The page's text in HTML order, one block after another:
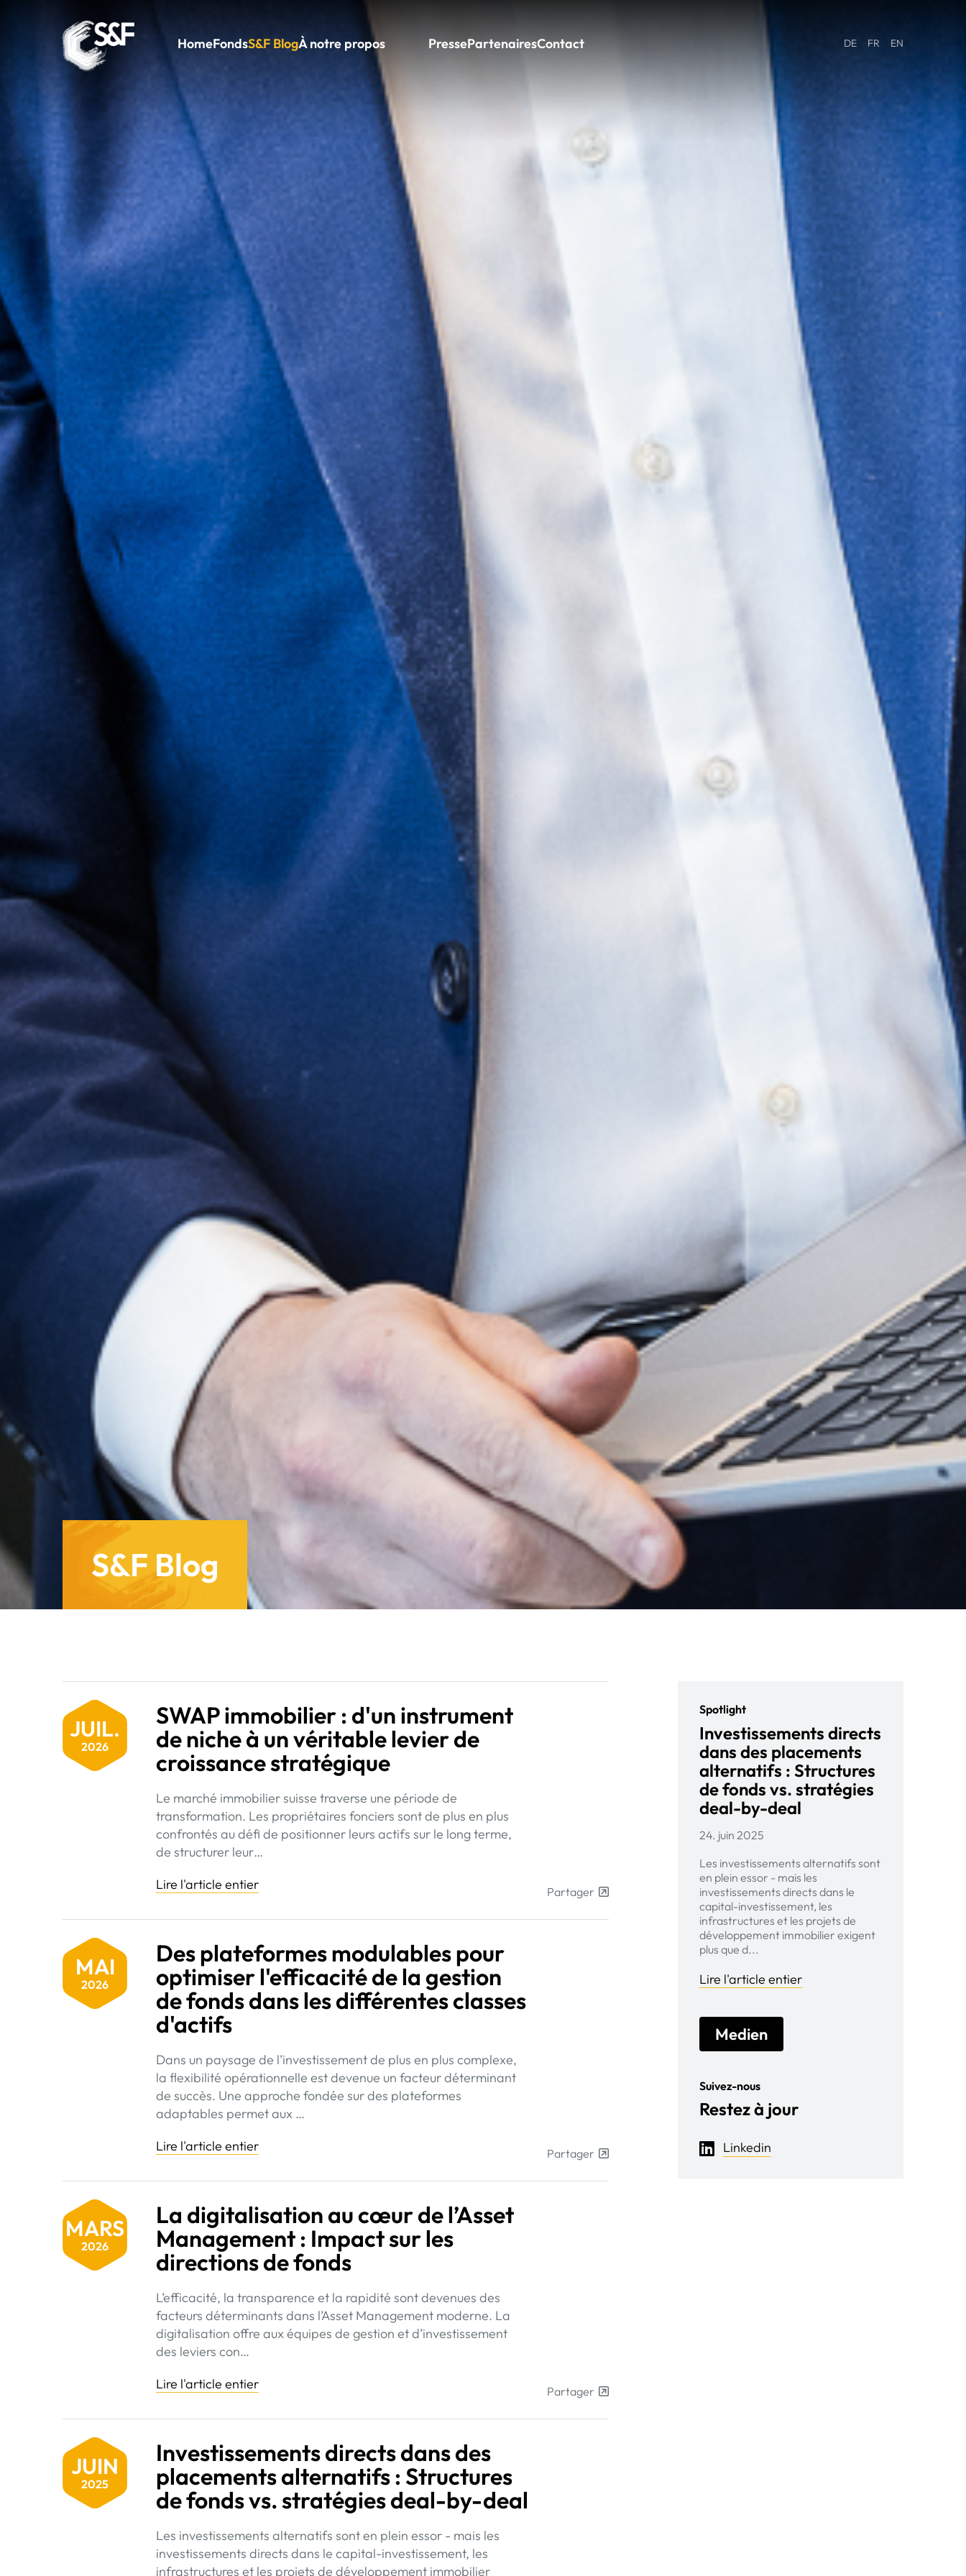
HomeFondsS&F BlogÀ notre propos PressePartenairesContact DE FR EN
S&F Blog
SWAP immobilier : d'un instrument
de niche à un véritable levier de
croissance stratégique
JUIL.
2026
Le marché immobilier suisse traverse une période de
transformation. Les propriétaires fonciers sont de plus en plus
confrontés au défi de positionner leurs actifs sur le long terme,
de structurer leur…
Lire l'article entier
Partager
Des plateformes modulables pour
optimiser l'efficacité de la gestion
de fonds dans les différentes classes
d'actifs
MAI
2026
Dans un paysage de l’investissement de plus en plus complexe,
la flexibilité opérationnelle est devenue un facteur déterminant
de succès. Une approche fondée sur des plateformes
adaptables permet aux …
Lire l'article entier
Partager
La digitalisation au cœur de l’Asset
Management : Impact sur les
directions de fonds
MARS
2026
L’efficacité, la transparence et la rapidité sont devenues des
facteurs déterminants dans l’Asset Management moderne. La
digitalisation offre aux équipes de gestion et d’investissement
des leviers con…
Lire l'article entier
Partager
Investissements directs dans des
placements alternatifs : Structures
de fonds vs. stratégies deal-by-deal
JUIN
2025
Les investissements alternatifs sont en plein essor - mais les
investissements directs dans le capital-investissement, les
infrastructures et les projets de développement immobilier
Spotlight
Investissements directs
dans des placements
alternatifs : Structures
de fonds vs. stratégies
deal-by-deal
24. juin 2025
Les investissements alternatifs sont
en plein essor - mais les
investissements directs dans le
capital-investissement, les
infrastructures et les projets de
développement immobilier exigent
plus que d...
Lire l'article entier
Medien
Suivez-nous
Restez à jour
Linkedin